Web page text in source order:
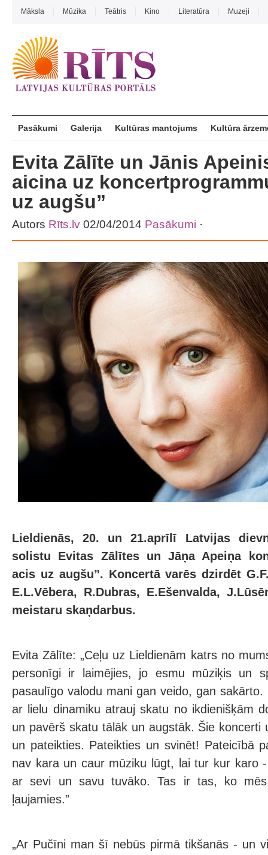
Māksla Mūzika Teātris Kino Literatūra Muzeji
Pasākumi Galerija Kultūras mantojums Kultūra
Evita Zālīte un Jānis
aicina uz
uz augšu”
Autors Rīts.lv 02/04/2014 Pasākumi ·
Lieldienās, 20. un 21.aprīlī Latvijas
solistu Evitas Zālītes un Jāņa Apeiņa
acis uz augšu”. Koncertā varēs dzirdēt
E.L.Vēbera, R.Dubras, E.Ešenvalda,
meistaru skaņdarbus.
Evita Zālīte: „Ceļu uz Lieldienām katrs no
personīgi ir laimējies, jo esmu mūziķis un
pasaulīgo valodu mani gan veido, gan
ar lielu dinamiku atrauj skatu no ikdienišķām
un pavērš skatu tālāk un augstāk. Šie koncerti
un pateikties. Pateikties un svinēt! Pateicībā
nav kara un caur mūziku lūgt, lai tur kur karo
ar sevi un savu tuvāko. Tas ir tas, ko
ļaujamies.”
„Ar Pučīni man šī nebūs pirmā tikšanās - un